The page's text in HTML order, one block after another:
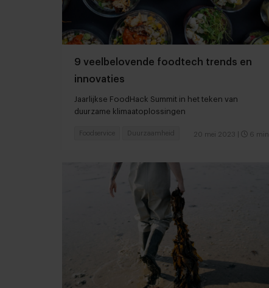
9 veelbelovende foodtech trends en
innovaties
Jaarlijkse FoodHack Summit in het teken van
duurzame klimaatoplossingen
20 mei 2023 6 min
Foodservice Duurzaamheid